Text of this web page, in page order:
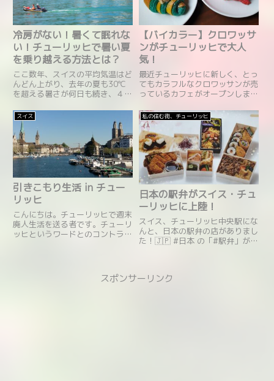
冷房がない！暑くて眠れな
い！チューリッヒで暑い夏
を乗り越える方法とは？
ここ数年、スイスの平均気温はど
んどん上がり、去年の夏も30℃
を超える暑さが何日も続き、４、
たように思えます。毎年、冷房の
ない私の家では暑さを凌ぐために
たくさんの工夫をしています。今
回は”冷房がなくても涼しくなれ
る方法”を伝授したいと思いま
す。
【バイカラー】クロワッサ
ンがチューリッヒで大人
気！
最近チューリッヒに新しく、とっ
てもカラフルなクロワッサンが売
っているカフェがオープンしまし
行列ができ、開店一時間で売り切
れることもあったようです。オー
ナーの奥さんが手作りで丁寧に焼
いているクロワッサンには、と
て...
スイス
引きこもり生活 in チュー
リッヒ
こんにちは。チューリッヒで週末
廃人生活を送る者です。チューリ
ッヒというワードとのコントラス
ですね♪ぼさぼさ、すっぴんメガ
ネの状態で、楽しいもんですよ...
私の住む街、チューリッヒ
日本の駅弁がスイス・チュ
ーリッヒに上陸！
スイス、チューリッヒ中央駅にな
んと、日本の駅弁の店がありまし
た！🇯🇵 #日本 の「#駅弁」が #
社が名物駅弁を販売します！ベジ
スポンサーリンク